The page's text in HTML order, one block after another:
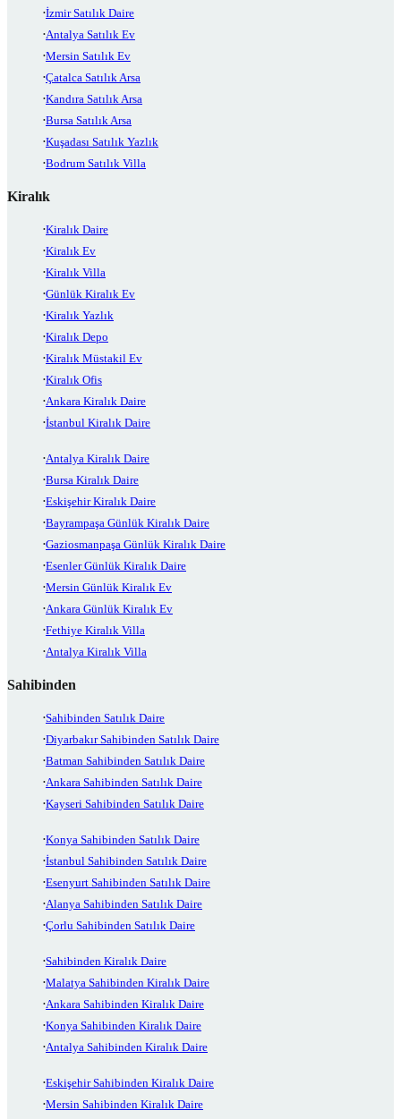
İzmir Satılık Daire
Antalya Satılık Ev
Mersin Satılık Ev
Çatalca Satılık Arsa
Kandıra Satılık Arsa
Bursa Satılık Arsa
Kuşadası Satılık Yazlık
Bodrum Satılık Villa
Kiralık
Kiralık Daire
Kiralık Ev
Kiralık Villa
Günlük Kiralık Ev
Kiralık Yazlık
Kiralık Depo
Kiralık Müstakil Ev
Kiralık Ofis
Ankara Kiralık Daire
İstanbul Kiralık Daire
Antalya Kiralık Daire
Bursa Kiralık Daire
Eskişehir Kiralık Daire
Bayrampaşa Günlük Kiralık Daire
Gaziosmanpaşa Günlük Kiralık Daire
Esenler Günlük Kiralık Daire
Mersin Günlük Kiralık Ev
Ankara Günlük Kiralık Ev
Fethiye Kiralık Villa
Antalya Kiralık Villa
Sahibinden
Sahibinden Satılık Daire
Diyarbakır Sahibinden Satılık Daire
Batman Sahibinden Satılık Daire
Ankara Sahibinden Satılık Daire
Kayseri Sahibinden Satılık Daire
Konya Sahibinden Satılık Daire
İstanbul Sahibinden Satılık Daire
Esenyurt Sahibinden Satılık Daire
Alanya Sahibinden Satılık Daire
Çorlu Sahibinden Satılık Daire
Sahibinden Kiralık Daire
Malatya Sahibinden Kiralık Daire
Ankara Sahibinden Kiralık Daire
Konya Sahibinden Kiralık Daire
Antalya Sahibinden Kiralık Daire
Eskişehir Sahibinden Kiralık Daire
Mersin Sahibinden Kiralık Daire